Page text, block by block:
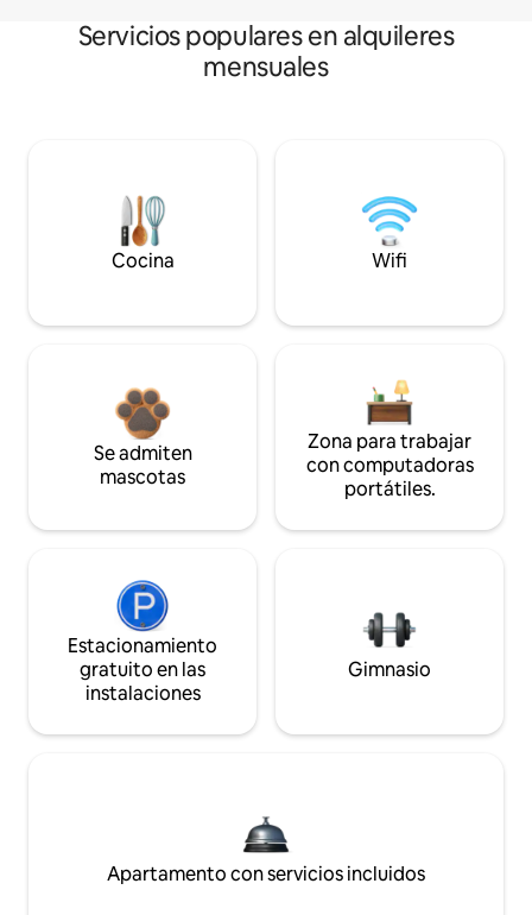
Servicios populares en alquileres
mensuales
Cocina Wifi
Se admiten
mascotas
Zona para trabajar
con computadoras
portátiles.
Estacionamiento
gratuito en las
instalaciones
Gimnasio
Apartamento con servicios incluidos